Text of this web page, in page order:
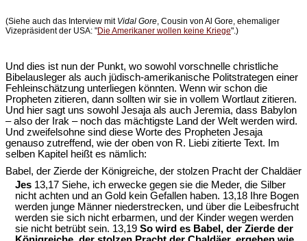
(Siehe auch das Interview mit Vidal Gore , Cousin von Al Gore, ehemaliger
Vizepräsident der USA: "Die Amerikaner wollen keine Kriege".)
Und dies ist nun der Punkt, wo sowohl vorschnelle christliche
Bibelausleger als auch jüdisch-amerikanische Politstrategen einer
Fehleinschätzung unterliegen könnten. Wenn wir schon die
Propheten zitieren, dann sollten wir sie in vollem Wortlaut zitieren.
Und hier sagt uns sowohl Jesaja als auch Jeremia, dass Babylon
– also der Irak – noch das mächtigste Land der Welt werden wird.
Und zweifelsohne sind diese Worte des Propheten Jesaja
genauso zutreffend, wie der oben von R. Liebi zitierte Text. Im
selben Kapitel heißt es nämlich:
Babel, der Zierde der Königreiche, der stolzen Pracht der Chaldäer
Jes 13,17 Siehe, ich erwecke gegen sie die Meder, die Silber
nicht achten und an Gold kein Gefallen haben. 13,18 Ihre Bogen
werden junge Männer niederstrecken, und über die Leibesfrucht
werden sie sich nicht erbarmen, und der Kinder wegen werden
sie nicht betrübt sein. 13,19 So wird es Babel, der Zierde der